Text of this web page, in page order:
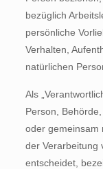
bezüglich
persönliche
Verhalten,
natürlichen
Als
Person,
oder gemeinsam
der Verarbeitung
entscheidet,